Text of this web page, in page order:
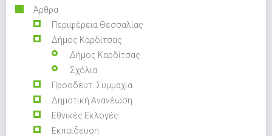
Άρθρα
Περιφέρεια Θεσσαλίας
Δήμος Καρδίτσας
Δήμος Καρδίτσας
Σχόλια
Προοδευτ. Συμμαχία
Δημοτική Ανανέωση
Εθνικές Εκλογές
Εκπαίδευση